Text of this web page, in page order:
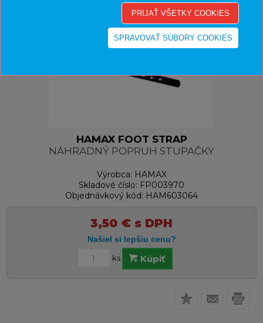
HAMAX FOOT STRAP
NÁHRADNÝ POPRUH STUPAČKY
Výrobca: HAMAX
Skladové číslo: FP003970
Objednávkový kód: HAM603064
3,50 € s DPH
ks Kúpiť